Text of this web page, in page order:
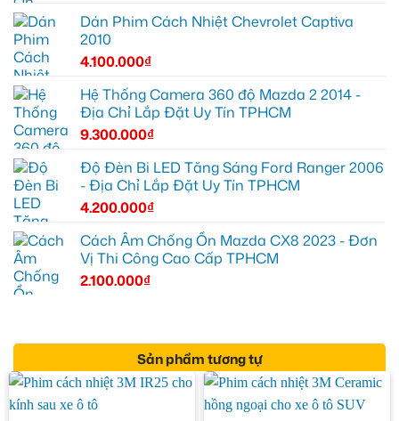
Dán Phim Cách Nhiệt Chevrolet Captiva
2010
4.100.000₫
Hệ Thống Camera 360 độ Mazda 2 2014 -
Địa Chỉ Lắp Đặt Uy Tín TPHCM
9.300.000₫
Độ Đèn Bi LED Tăng Sáng Ford Ranger 2006
- Địa Chỉ Lắp Đặt Uy Tín TPHCM
4.200.000₫
Cách Âm Chống Ồn Mazda CX8 2023 - Đơn
Vị Thi Công Cao Cấp TPHCM
2.100.000₫
Sản phẩm tương tự